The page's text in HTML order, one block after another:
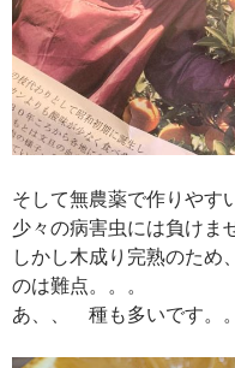
そして無農薬で作りやす
少々の病害虫には負けま
しかし木成り完熟のため
のは難点。。。
あ、、 種も多いです。。